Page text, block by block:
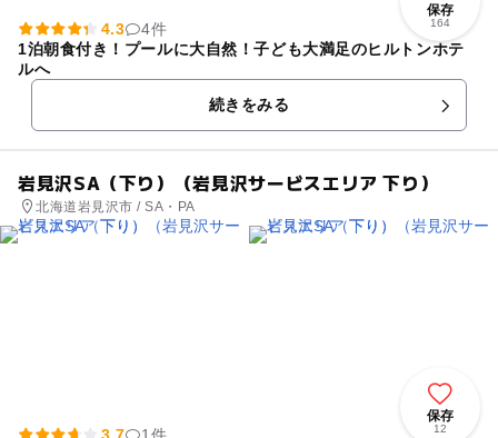
保存
164
4.3
4件
1泊朝食付き！プールに大自然！子ども大満足のヒルトンホテ
ルへ
続きをみる
岩見沢SA（下り）（岩見沢サービスエリア 下り）
北海道岩見沢市 / SA・PA
保存
12